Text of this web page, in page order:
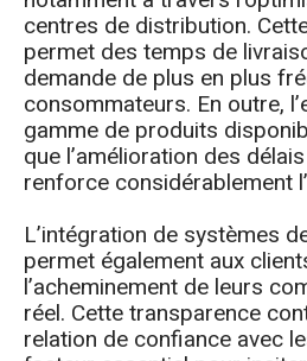
centres de distribution.
permet des temps de
demande de plus en plus
consommateurs. En outre,
gamme de produits
que l’amélioration des
renforce considérablement
L’intégration de systèmes
permet également aux
l’acheminement de leurs
réel. Cette transparence
relation de confiance avec